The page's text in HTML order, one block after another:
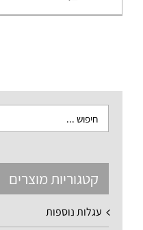
קטגוריות מוצרים
עגלות נוספות